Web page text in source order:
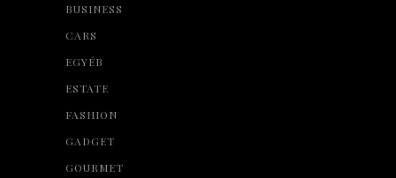
BUSINESS
CARS
EGYÉB
ESTATE
FASHION
GADGET
GOURMET